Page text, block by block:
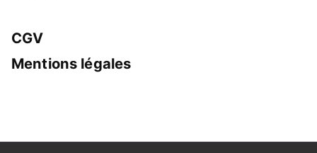
CGV
Mentions légales